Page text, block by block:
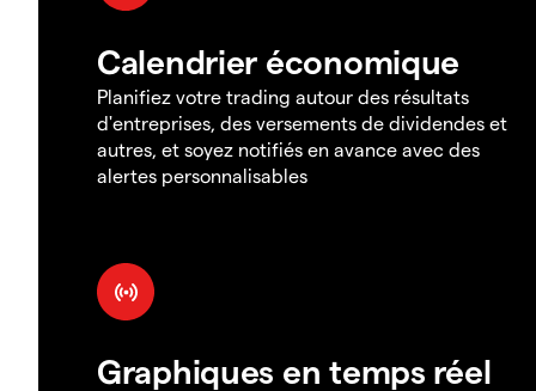
Calendrier économique
Planifiez votre trading autour des résultats
d'entreprises, des versements de dividendes et
autres, et soyez notifiés en avance avec des
alertes personnalisables
Graphiques en temps réel